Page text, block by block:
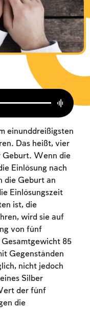
einunddreißigsten
Das heißt, vier
Geburt. Wenn die
Einlösung nach
die Geburt an
Einlösungszeit
ist, die
wird sie auf
von fünf
Gesamtgewicht 85
Gegenständen
nicht jedoch
Silber
der fünf
die